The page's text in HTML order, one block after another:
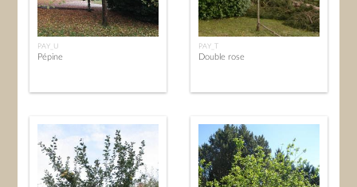
PAY_U
Pépine
PAY_T
Double rose